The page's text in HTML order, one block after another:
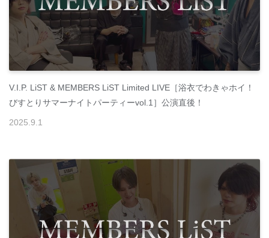
V.I.P. LiST & MEMBERS LiST Limited LIVE［浴衣でわきゃホイ！
びすとりサマーナイトパーティーvol.1］公演直後！
2025.9.1